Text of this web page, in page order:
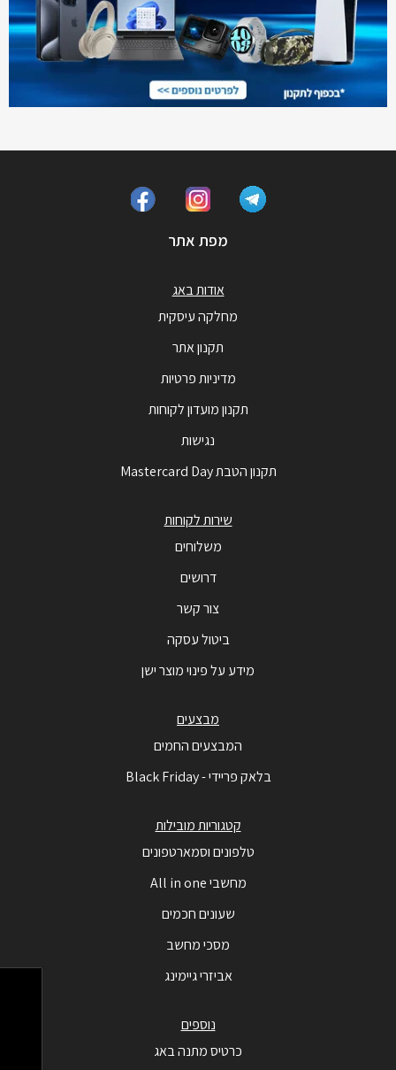
מפת אתר
אודות באג
מחלקה עיסקית
תקנון אתר
מדיניות פרטיות
תקנון מועדון לקוחות
נגישות
תקנון הטבת Mastercard Day
שירות לקוחות
משלוחים
דרושים
צור קשר
ביטול עסקה
מידע על פינוי מוצר ישן
מבצעים
המבצעים החמים
בלאק פריידי - Black Friday
קטגוריות מובילות
טלפונים וסמארטפונים
מחשבי All in one
שעונים חכמים
מסכי מחשב
אביזרי גיימינג
נוספים
כרטיס מתנה באג